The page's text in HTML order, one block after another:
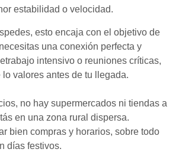
estabilidad o velocidad.
esto encaja con el objetivo de
una conexión perfecta y
intensivo o reuniones críticas,
valores antes de tu llegada.
no hay supermercados ni tiendas a
en una zona rural dispersa.
bien compras y horarios, sobre todo
días festivos.